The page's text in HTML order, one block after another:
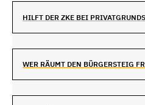
HILFT DER ZKE BEI
WER RÄUMT DEN BÜRGERSTEIG